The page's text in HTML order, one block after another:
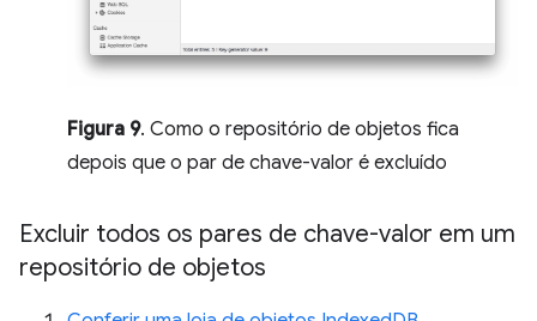
Figura 9. Como o repositório de objetos fica
depois que o par de chave-valor é excluído
Excluir todos os pares de chave-valor em um
repositório de objetos